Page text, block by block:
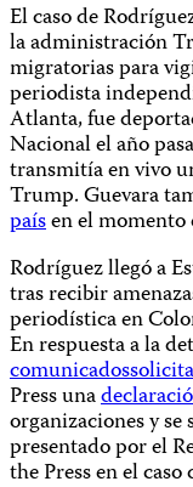
El caso de
la administración
migratorias para
periodista
Atlanta, fue
Nacional el año
transmitía en vivo
Trump. Guevara
paísen el momento
Rodríguez llegó a
tras recibir
periodística en
En respuesta a la
comunicados
Press una
organizaciones y se
presentado por el
the Press en el